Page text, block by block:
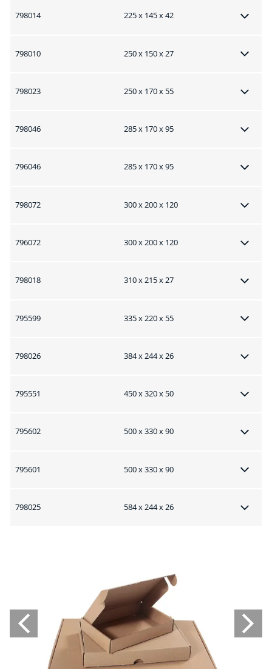
798014 225 x 145 x 42
798010 250 x 150 x 27
798023 250 x 170 x 55
798046 285 x 170 x 95
796046 285 x 170 x 95
798072 300 x 200 x 120
796072 300 x 200 x 120
798018 310 x 215 x 27
795599 335 x 220 x 55
798026 384 x 244 x 26
795551 450 x 320 x 50
795602 500 x 330 x 90
795601 500 x 330 x 90
798025 584 x 244 x 26